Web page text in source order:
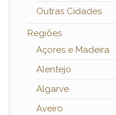
Outras Cidades
Regiões
Açores e Madeira
Alentejo
Algarve
Aveiro